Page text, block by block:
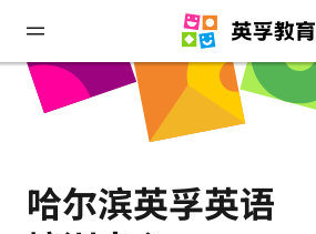
哈尔滨英孚英语